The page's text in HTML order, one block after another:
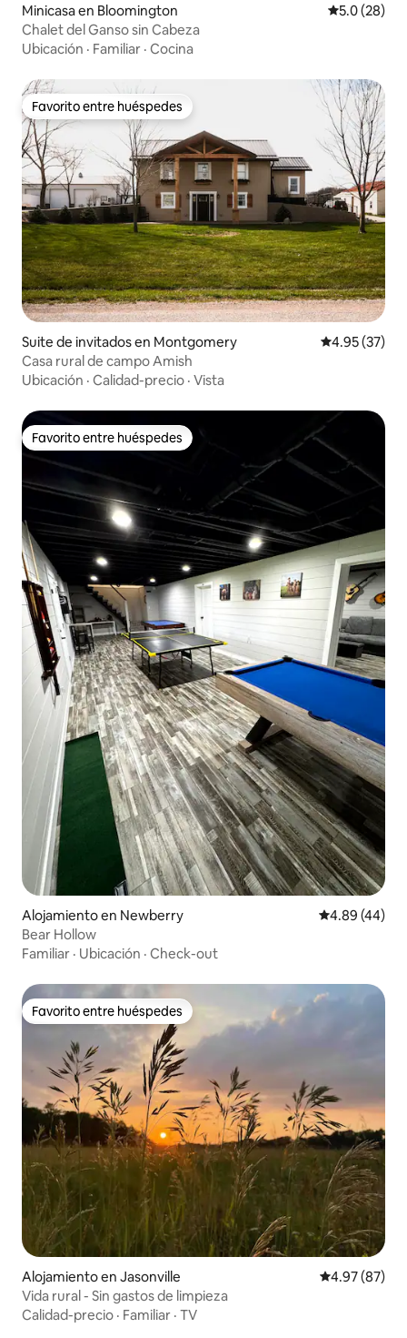
Minicasa en Bloomington Calificación
5.0 (28)
Chalet del Ganso sin Cabeza
Ubicación · Familiar · Cocina
Favorito entre huéspedes
Favorito entre huéspedes
Suite de invitados en Montgomery Calificación
4.95 (37)
Casa rural de campo Amish
Ubicación · Calidad-precio · Vista
Favorito entre huéspedes
Favorito entre huéspedes
Alojamiento en Newberry Calificación
4.89 (44)
Bear Hollow
Familiar · Ubicación · Check-out
Favorito entre huéspedes
Favorito entre huéspedes
Alojamiento en Jasonville Calificación
4.97 (87)
Vida rural - Sin gastos de limpieza
Calidad-precio · Familiar · TV